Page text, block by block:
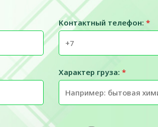
Контактный телефон: *
Характер груза: *